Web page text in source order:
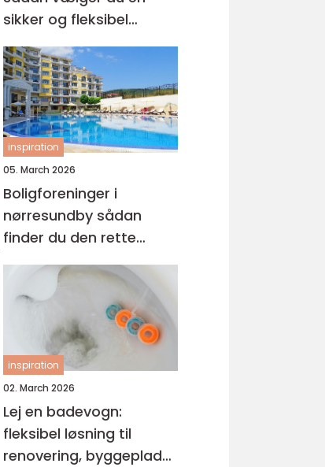
sikker og fleksibel
løsning
inspiration
05. March 2026
Boligforeninger i
nørresundby sådan
finder du den rette
lejebolig
inspiration
02. March 2026
Lej en badevogn:
fleksibel løsning til
renovering, byggeplads